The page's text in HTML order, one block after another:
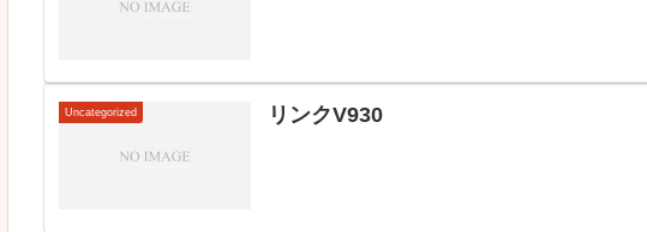
Uncategorized リンクV930